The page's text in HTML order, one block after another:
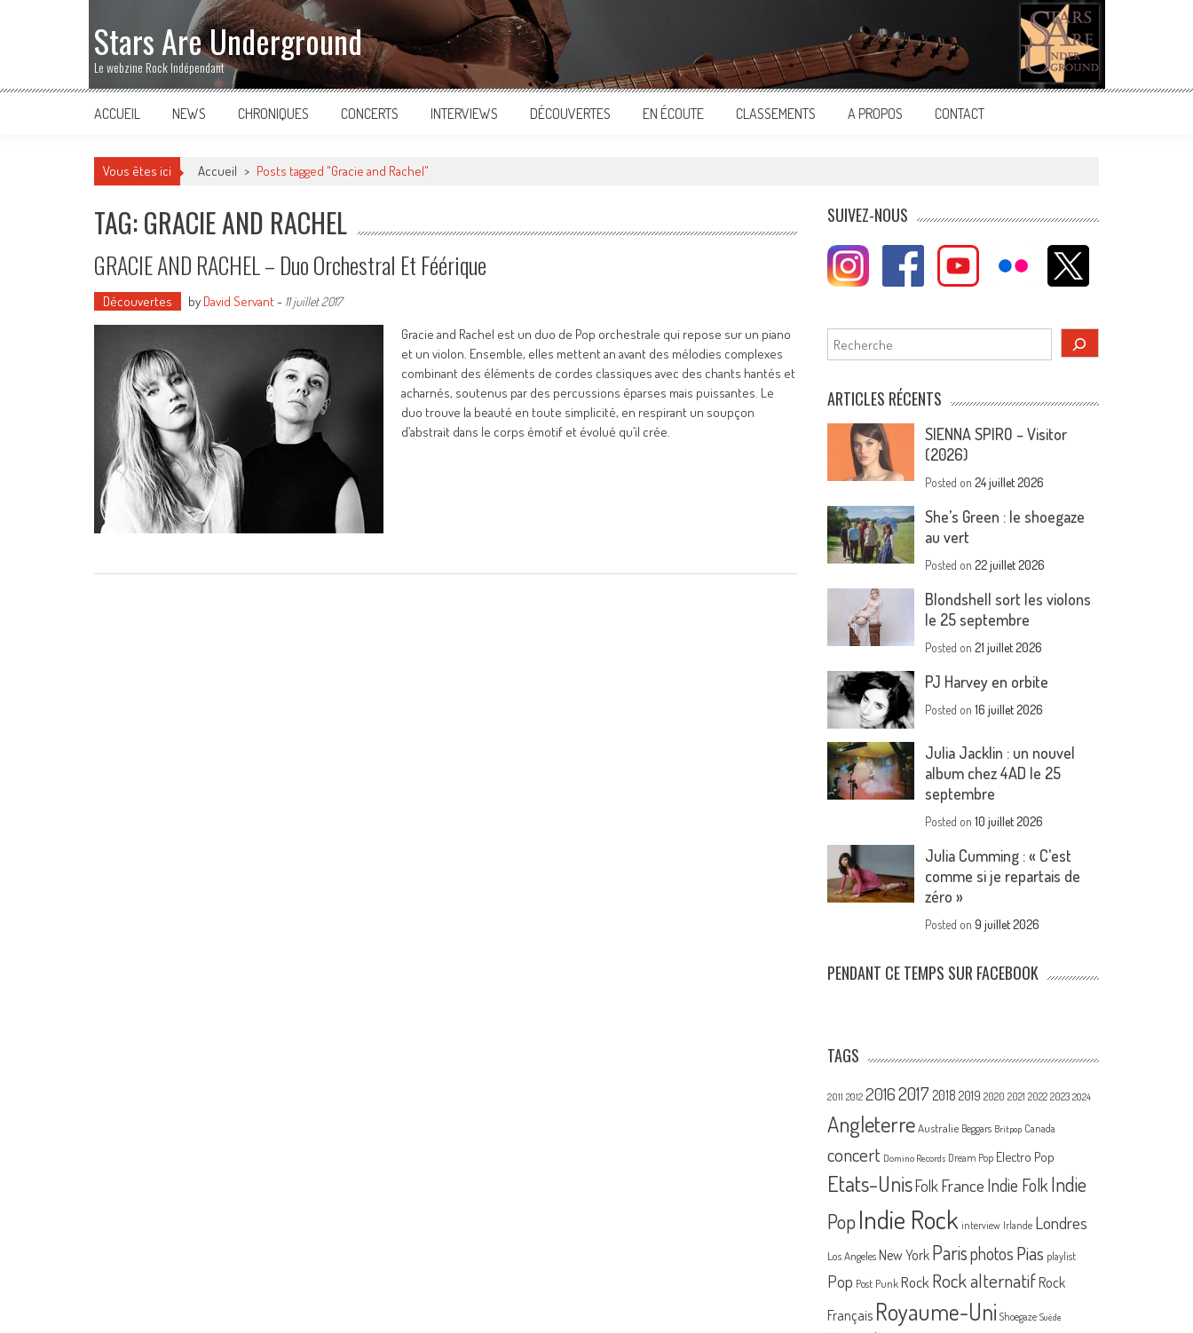
Stars Are Underground
Le webzine Rock Indépendant
ACCUEIL NEWS CHRONIQUES CONCERTS INTERVIEWS DÉCOUVERTES EN ÉCOUTE CLASSEMENTS A PROPOS CONTACT
Vous êtes ici Accueil > Posts tagged "Gracie and Rachel"
TAG: GRACIE AND RACHEL
GRACIE AND RACHEL – Duo Orchestral Et Féérique
Découvertes by David Servant- 11 juillet 2017
Gracie and Rachel est un duo de Pop orchestrale qui repose sur un piano
et un violon. Ensemble, elles mettent an avant des mélodies complexes
combinant des éléments de cordes classiques avec des chants hantés et
acharnés, soutenus par des percussions éparses mais puissantes. Le
duo trouve la beauté en toute simplicité, en respirant un soupçon
d’abstrait dans le corps émotif et évolué qu’il crée.
SUIVEZ-NOUS
Rechercher
ARTICLES RÉCENTS
SIENNA SPIRO – Visitor
(2026)
Posted on24 juillet 2026
She’s Green : le shoegaze
au vert
Posted on22 juillet 2026
Blondshell sort les violons
le 25 septembre
Posted on21 juillet 2026
PJ Harvey en orbite
Posted on16 juillet 2026
Julia Jacklin : un nouvel
album chez 4AD le 25
septembre
Posted on10 juillet 2026
Julia Cumming : « C’est
comme si je repartais de
zéro »
Posted on9 juillet 2026
PENDANT CE TEMPS SUR FACEBOOK
TAGS
2011 2012 20162017 2018 2019 2020 2021 2022 2023 2024
Angleterre Australie Beggars Britpop Canada
concert Domino Records Dream Pop Electro Pop
Etats-UnisFolk France Indie FolkIndie
PopIndie Rock interview Irlande Londres
Los Angeles New York Parisphotos Pias playlist
Pop Post Punk Rock Rock alternatif Rock
Français Royaume-Uni Shoegaze Suède